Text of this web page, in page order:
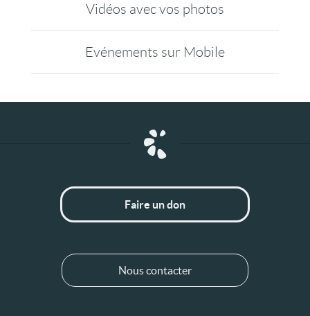
Vidéos avec vos photos
Evénements sur Mobile
Faire un don
Nous contacter